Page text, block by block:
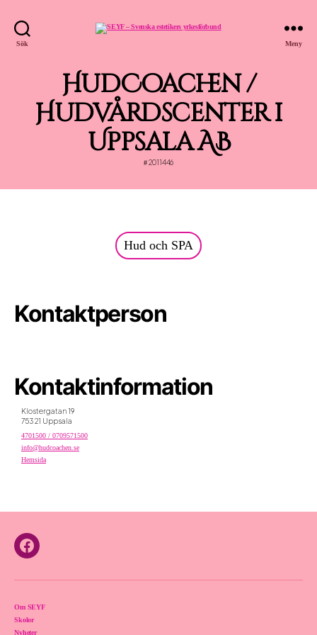
Sök
yrkesförbund
Meny
HudCoachen /
Hudvårdscenter i
Uppsala AB
#2011446
Kontaktinformation
Klostergatan 19
753 21 Uppsala
4701500 / 0709571500
info@hudcoachen.se
Hemsida
Kontaktperson
Hud och SPA
Facebook
Om SEYF
Skolor
Nyheter